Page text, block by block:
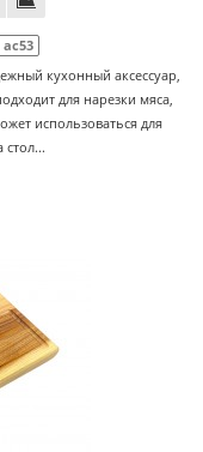
ас53
кухонный аксессуар,
для нарезки мяса,
использоваться для